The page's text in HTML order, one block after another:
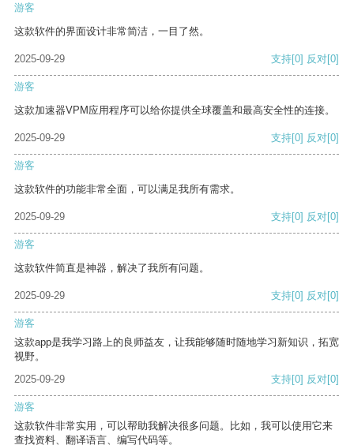
游客
这款软件的界面设计非常简洁，一目了然。
2025-09-29 支持[0] 反对[0]
游客
这款加速器VPM应用程序可以给你提供全球覆盖和最高安全性的连接。
2025-09-29 支持[0] 反对[0]
游客
这款软件的功能非常全面，可以满足我所有需求。
2025-09-29 支持[0] 反对[0]
游客
这款软件简直是神器，解决了我所有问题。
2025-09-29 支持[0] 反对[0]
游客
这款app是我学习路上的良师益友，让我能够随时随地学习新知识，拓宽
视野。
2025-09-29
支持[0] 反对[0]
游客
这款软件非常实用，可以帮助我解决很多问题。比如，我可以使用它来
查找资料、翻译语言、编写代码等。